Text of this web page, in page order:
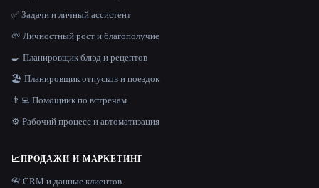
✅ Задачи и личный ассистент
🌱 Личностный рост и благополучие
🍳 Планировщик блюд и рецептов
🏖 Планировщик отпусков и поездок
👨‍💻 Помощник по встречам
⚙️ Рабочий процесс и автоматизация
📈ПРОДАЖИ И МАРКЕТИНГ
📇 CRM и данные клиентов